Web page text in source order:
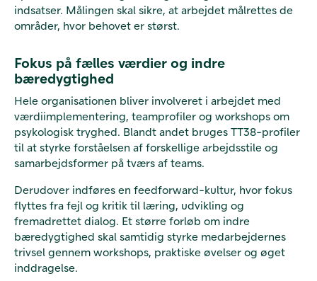
indsatser. Målingen skal sikre, at arbejdet målrettes de
områder, hvor behovet er størst.
Fokus på fælles værdier og indre
bæredygtighed
Hele organisationen bliver involveret i arbejdet med
værdiimplementering, teamprofiler og workshops om
psykologisk tryghed. Blandt andet bruges TT38-profiler
til at styrke forståelsen af forskellige arbejdsstile og
samarbejdsformer på tværs af teams.
Derudover indføres en feedforward-kultur, hvor fokus
flyttes fra fejl og kritik til læring, udvikling og
fremadrettet dialog. Et større forløb om indre
bæredygtighed skal samtidig styrke medarbejdernes
trivsel gennem workshops, praktiske øvelser og øget
inddragelse.